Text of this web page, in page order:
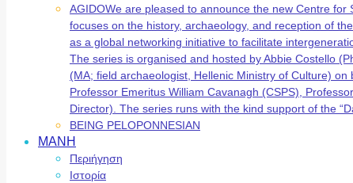
AGIDOWe are pleased to announce the new Centre
focuses on the history, archaeology, and reception of
as a global networking initiative to facilitate
The series is organised and hosted by Abbie Costello
(MA; field archaeologist, Hellenic Ministry of Culture)
Professor Emeritus William Cavanagh (CSPS),
Director). The series runs with the kind support of the
BEING PELOPONNESIAN
ΜΑΝΗ
Περιήγηση
Ιστορία